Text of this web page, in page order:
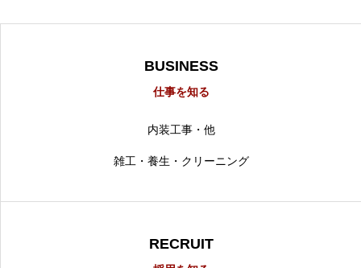
BUSINESS
仕事を知る
内装工事・他
雑工・養生・クリーニング
RECRUIT